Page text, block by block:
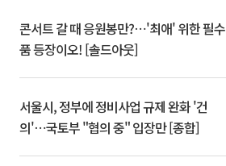
콘서트 갈 때 응원봉만?⋯'최애' 위한 필수
품 등장이오! [솔드아웃]
서울시, 정부에 정비사업 규제 완화 '건
의'⋯국토부 "협의 중" 입장만 [종합]